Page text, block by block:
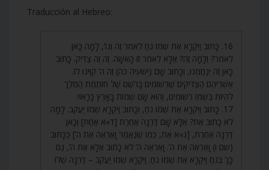
Traducción al Hebreo:
16. כָּתוּב וַיִּקְרָא אֶת שְׁמוֹ נֹחַ לֵאמֹר זֶה וְגוֹ’, לָמָּה כָּאן
לֵאמֹר? וְלָמָּה זֶה? אֶלָּא לֵאמֹר זוֹ הָאִשָּׁה. זֶה זֶה צַדִּיק. כָּתוּב
כָּאן זֶה יְנַחֲמֵנוּ, וְכָתוּב שָׁם (ישעיה כה) זֶה ה’ קִוִּינוּ לוֹ.
אַשְׁרֵיהֶם הַצַּדִּיקִים שֶׁרְשׁוּמִים בָּרֹשֶׁם שֶׁל חוֹתֶמֶת הַמֶּלֶךְ
לִהְיוֹת בִּשְׁמוֹ רְשׁוּמִים, וְהוּא שָׂם שֵׁמוֹת בָּאָרֶץ כָּרָאוּי.
17. כָּתוּב וַיִּקְרָא אֶת שְׁמוֹ נֹחַ, וְכָתוּב וַיִּקְרָא שְׁמוֹ יַעֲקֹב. לָמָּה
לֹא כָתוּב אֶת? אֶלָּא שָׁם דַּרְגָּה אַחֶרֶת [ד»א אַחַת] וְכָאן
דַּרְגָּה אַחֶרֶת, [נ»א אֶת, כְּמוֹ שֶׁנֶּאֱמַר וָאֶרְאֶה אֶת ה’] כַּכָּתוּב
(שם ו) וָאֶרְאֶה אֶת ה’. וָאֶרְאֶה ה’ לֹא כָתוּב אֶלָּא אֶת ה’, גַּם
כָּךְ בְּנֹחַ וַיִּקְרָא אֶת שְׁמוֹ נֹחַ. וַיִּקְרָא שְׁמוֹ יַעֲקֹב – דַּרְגָּה שֶׁלּוֹ